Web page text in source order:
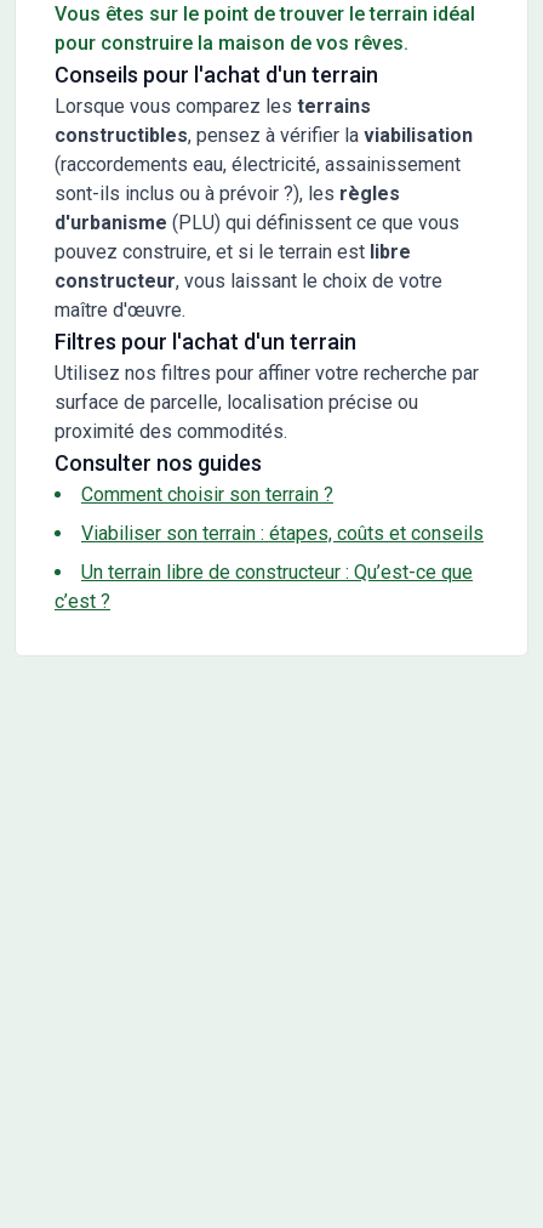
Vous êtes sur le point de trouver le terrain idéal
pour construire la maison de vos rêves.
Conseils pour l'achat d'un terrain
Lorsque vous comparez les terrains
constructibles, pensez à vérifier la viabilisation
(raccordements eau, électricité, assainissement
sont-ils inclus ou à prévoir ?), les règles
d'urbanisme (PLU) qui définissent ce que vous
pouvez construire, et si le terrain est libre
constructeur, vous laissant le choix de votre
maître d'œuvre.
Filtres pour l'achat d'un terrain
Utilisez nos filtres pour affiner votre recherche par
surface de parcelle, localisation précise ou
proximité des commodités.
Consulter nos guides
Comment choisir son terrain ?
Viabiliser son terrain : étapes, coûts et conseils
Un terrain libre de constructeur : Qu’est-ce que
c’est ?